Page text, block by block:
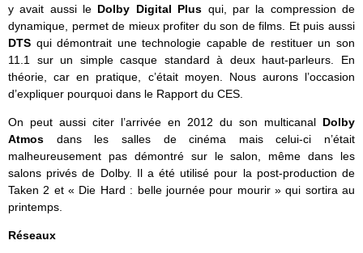
y avait aussi le Dolby Digital Plus qui, par la compression de
dynamique, permet de mieux profiter du son de films. Et puis aussi
DTS qui démontrait une technologie capable de restituer un son
11.1 sur un simple casque standard à deux haut-parleurs. En
théorie, car en pratique, c’était moyen. Nous aurons l’occasion
d’expliquer pourquoi dans le Rapport du CES.
On peut aussi citer l’arrivée en 2012 du son multicanal Dolby
Atmos dans les salles de cinéma mais celui-ci n’était
malheureusement pas démontré sur le salon, même dans les
salons privés de Dolby. Il a été utilisé pour la post-production de
Taken 2 et « Die Hard : belle journée pour mourir » qui sortira au
printemps.
Réseaux